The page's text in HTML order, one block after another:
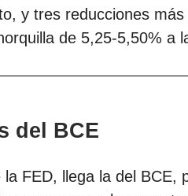
y tres reducciones
de 5,25-5,50% a
del BCE
FED, llega la del BCE,